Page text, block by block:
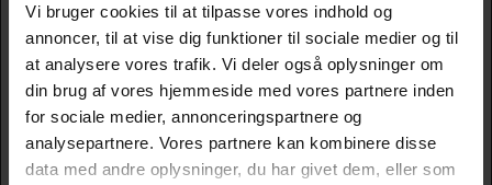
Vi bruger cookies til at tilpasse vores indhold og
annoncer, til at vise dig funktioner til sociale medier og til
at analysere vores trafik. Vi deler også oplysninger om
din brug af vores hjemmeside med vores partnere inden
for sociale medier, annonceringspartnere og
analysepartnere. Vores partnere kan kombinere disse
data med andre oplysninger, du har givet dem, eller som
__Secure-
YNID
YouTube
Benyttes til
indsamling data
omhandlende
brugerens
interaktion med
indlejret indhold.
180
dage